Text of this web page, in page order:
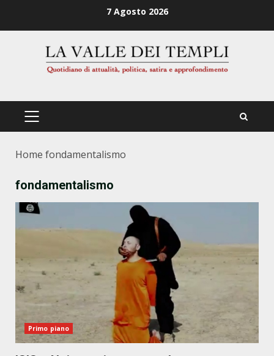
7 Agosto 2026
PRIMÄRES
Home fondamentalismo
fondamentalismo
Primo piano